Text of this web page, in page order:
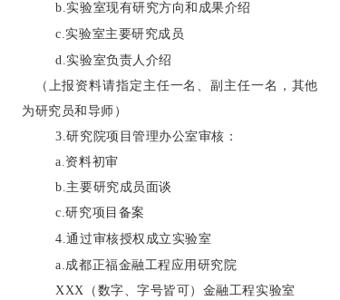
b.实验室现有研究方向和成果介绍
c.实验室主要研究成员
d.实验室负责人介绍
（上报资料请指定主任一名、副主任一名，其他
为研究员和导师）
3.研究院项目管理办公室审核：
a.资料初审
b.主要研究成员面谈
c.研究项目备案
4.通过审核授权成立实验室
a.成都正福金融工程应用研究院
XXX （数字、字号皆可）金融工程实验室